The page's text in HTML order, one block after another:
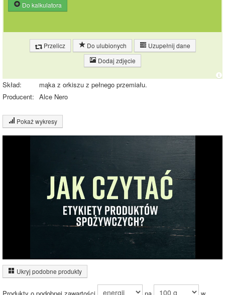
Do kalkulatora
Przelicz Do ulubionych
Uzupełnij dane
Dodaj zdjęcie
Skład:
mąka z orkiszu z pełnego przemiału.
Producent: Alce Nero
Pokaż wykresy
Wykres składu produktu
Pozostałe (17%)
tłuszczów (4%)
17%
Ukryj podobne produkty